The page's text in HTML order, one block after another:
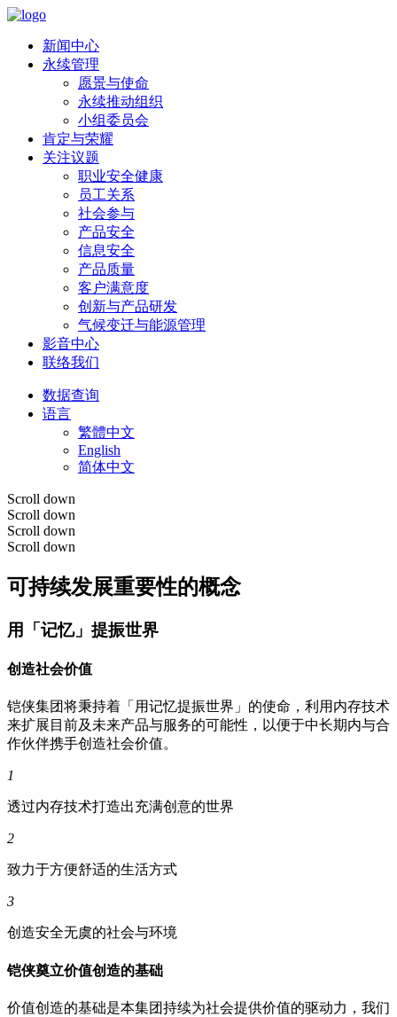
新闻中心
永续管理
愿景与使命
永续推动组织
小组委员会
肯定与荣耀
关注议题
职业安全健康
员工关系
社会参与
产品安全
信息安全
产品质量
客户满意度
创新与产品研发
气候变迁与能源管理
影音中心
联络我们
数据查询
语言
繁體中文
English
简体中文
Scroll down
Scroll down
Scroll down
Scroll down
可持续发展重要性的概念
用「记忆」提振世界
创造社会价值
铠侠集团将秉持着「用记忆提振世界」的使命，利用内存技术
来扩展目前及未来产品与服务的可能性，以便于中长期内与合
作伙伴携手创造社会价值。
1
透过内存技术打造出充满创意的世界
2
致力于方便舒适的生活方式
3
创造安全无虞的社会与环境
铠侠奠立价值创造的基础
价值创造的基础是本集团持续为社会提供价值的驱动力，我们